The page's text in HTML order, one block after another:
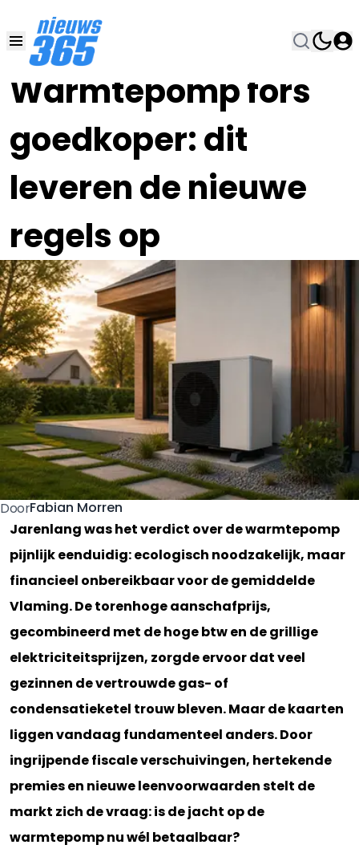
Warmtepomp fors
goedkoper: dit
leveren de nieuwe
regels op
25 MEI , 9:00•
DoorFabian Morren
Jarenlang was het verdict over de warmtepomp
pijnlijk eenduidig: ecologisch noodzakelijk, maar
financieel onbereikbaar voor de gemiddelde
Vlaming. De torenhoge aanschafprijs,
gecombineerd met de hoge btw en de grillige
elektriciteitsprijzen, zorgde ervoor dat veel
gezinnen de vertrouwde gas- of
condensatieketel trouw bleven. Maar de kaarten
liggen vandaag fundamenteel anders. Door
ingrijpende fiscale verschuivingen, hertekende
premies en nieuwe leenvoorwaarden stelt de
markt zich de vraag: is de jacht op de
warmtepomp nu wél betaalbaar?